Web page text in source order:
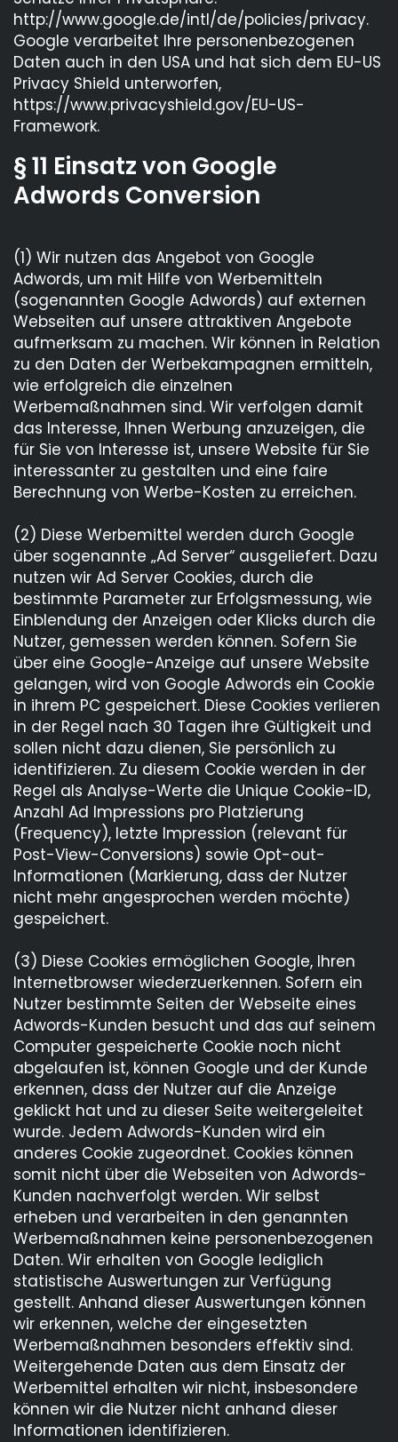
http://www.google.de/intl/de/policies/privacy.
Google verarbeitet Ihre personenbezogenen
Daten auch in den USA und hat sich dem EU-US
Privacy Shield unterworfen,
https://www.privacyshield.gov/EU-US-
Framework.
§ 11 Einsatz von Google
Adwords Conversion
(1) Wir nutzen das Angebot von Google
Adwords, um mit Hilfe von Werbemitteln
(sogenannten Google Adwords) auf externen
Webseiten auf unsere attraktiven Angebote
aufmerksam zu machen. Wir können in Relation
zu den Daten der Werbekampagnen ermitteln,
wie erfolgreich die einzelnen
Werbemaßnahmen sind. Wir verfolgen damit
das Interesse, Ihnen Werbung anzuzeigen, die
für Sie von Interesse ist, unsere Website für Sie
interessanter zu gestalten und eine faire
Berechnung von Werbe-Kosten zu erreichen.
(2) Diese Werbemittel werden durch Google
über sogenannte „Ad Server“ ausgeliefert. Dazu
nutzen wir Ad Server Cookies, durch die
bestimmte Parameter zur Erfolgsmessung, wie
Einblendung der Anzeigen oder Klicks durch die
Nutzer, gemessen werden können. Sofern Sie
über eine Google-Anzeige auf unsere Website
gelangen, wird von Google Adwords ein Cookie
in ihrem PC gespeichert. Diese Cookies verlieren
in der Regel nach 30 Tagen ihre Gültigkeit und
sollen nicht dazu dienen, Sie persönlich zu
identifizieren. Zu diesem Cookie werden in der
Regel als Analyse-Werte die Unique Cookie-ID,
Anzahl Ad Impressions pro Platzierung
(Frequency), letzte Impression (relevant für
Post-View-Conversions) sowie Opt-out-
Informationen (Markierung, dass der Nutzer
nicht mehr angesprochen werden möchte)
gespeichert.
(3) Diese Cookies ermöglichen Google, Ihren
Internetbrowser wiederzuerkennen. Sofern ein
Nutzer bestimmte Seiten der Webseite eines
Adwords-Kunden besucht und das auf seinem
Computer gespeicherte Cookie noch nicht
abgelaufen ist, können Google und der Kunde
erkennen, dass der Nutzer auf die Anzeige
geklickt hat und zu dieser Seite weitergeleitet
wurde. Jedem Adwords-Kunden wird ein
anderes Cookie zugeordnet. Cookies können
somit nicht über die Webseiten von Adwords-
Kunden nachverfolgt werden. Wir selbst
erheben und verarbeiten in den genannten
Werbemaßnahmen keine personenbezogenen
Daten. Wir erhalten von Google lediglich
statistische Auswertungen zur Verfügung
gestellt. Anhand dieser Auswertungen können
wir erkennen, welche der eingesetzten
Werbemaßnahmen besonders effektiv sind.
Weitergehende Daten aus dem Einsatz der
Werbemittel erhalten wir nicht, insbesondere
können wir die Nutzer nicht anhand dieser
Informationen identifizieren.